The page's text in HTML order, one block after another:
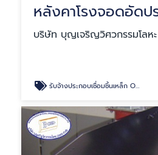
หลังคาโรงจอดอัดป
บริษัท บุญเจริญวิศวกรรมโลห
รับจ้างประกอบเชื่อมชิ้นเหล็ก OEM